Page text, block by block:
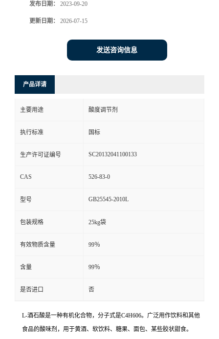
发布日期： 2023-09-20
更新日期： 2026-07-15
发送咨询信息
产品详请
主要用途 酸度调节剂
执行标准 国标
生产许可证编号 SC20132041100133
CAS 526-83-0
型号 GB25545-2010L
包装规格 25kg袋
有效物质含量 99％
含量 99％
是否进口 否
L-酒石酸是一种有机化合物，分子式是C4H606。广泛用作饮料和其他
食品的酸味剂，用于黄酒、软饮料、糖果、面包、某些胶状甜食。